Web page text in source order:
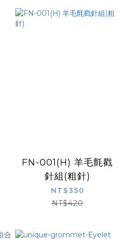
FN-001(H) 羊毛氈戳
針組(粗針)
NT$350
NT$420